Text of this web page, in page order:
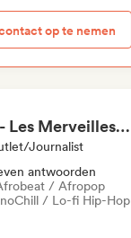
op te nemen
LMCB - Les Merveilles du Congo 🇨🇬
Journalist
antwoorden
/ Afropop
Chill / Lo-fi Hip-Hop